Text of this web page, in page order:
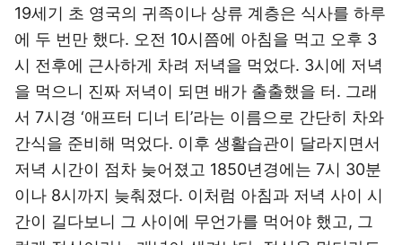
19세기 초 영국의 귀족이나 상류 계층은 식사를 하루
에 두 번만 했다. 오전 10시쯤에 아침을 먹고 오후 3
시 전후에 근사하게 차려 저녁을 먹었다. 3시에 저녁
을 먹으니 진짜 저녁이 되면 배가 출출했을 터. 그래
서 7시경 ‘애프터 디너 티’라는 이름으로 간단히 차와
간식을 준비해 먹었다. 이후 생활습관이 달라지면서
저녁 시간이 점차 늦어졌고 1850년경에는 7시 30분
이나 8시까지 늦춰졌다. 이처럼 아침과 저녁 사이 시
간이 길다보니 그 사이에 무언가를 먹어야 했고, 그